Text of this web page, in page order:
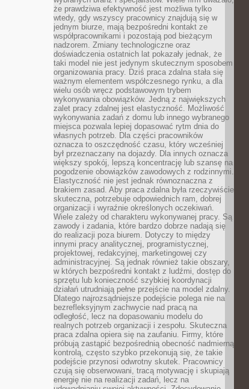
że prawdziwa efektywność jest możliwa tylko
wtedy, gdy wszyscy pracownicy znajdują się w
jednym biurze, mają bezpośredni kontakt ze
współpracownikami i pozostają pod bieżącym
nadzorem. Zmiany technologiczne oraz
doświadczenia ostatnich lat pokazały jednak, że
taki model nie jest jedynym skutecznym sposobem
organizowania pracy. Dziś praca zdalna stała się
ważnym elementem współczesnego rynku, a dla
wielu osób wręcz podstawowym trybem
wykonywania obowiązków. Jedną z największych
zalet pracy zdalnej jest elastyczność. Możliwość
wykonywania zadań z domu lub innego wybranego
miejsca pozwala lepiej dopasować rytm dnia do
własnych potrzeb. Dla części pracowników
oznacza to oszczędność czasu, który wcześniej
był przeznaczany na dojazdy. Dla innych oznacza
większy spokój, lepszą koncentrację lub szansę na
pogodzenie obowiązków zawodowych z rodzinnymi.
Elastyczność nie jest jednak równoznaczna z
brakiem zasad. Aby praca zdalna była rzeczywiście
skuteczna, potrzebuje odpowiednich ram, dobrej
organizacji i wyraźnie określonych oczekiwań.
Wiele zależy od charakteru wykonywanej pracy. Są
zawody i zadania, które bardzo dobrze nadają się
do realizacji poza biurem. Dotyczy to między
innymi pracy analitycznej, programistycznej,
projektowej, redakcyjnej, marketingowej czy
administracyjnej. Są jednak również takie obszary,
w których bezpośredni kontakt z ludźmi, dostęp do
sprzętu lub konieczność szybkiej koordynacji
działań utrudniają pełne przejście na model zdalny.
Dlatego najrozsądniejsze podejście polega nie na
bezrefleksyjnym zachwycie nad pracą na
odległość, lecz na dopasowaniu modelu do
realnych potrzeb organizacji i zespołu. Skuteczna
praca zdalna opiera się na zaufaniu. Firmy, które
próbują zastąpić bezpośrednią obecność nadmierną
kontrolą, często szybko przekonują się, że takie
podejście przynosi odwrotny skutek. Pracownicy
czują się obserwowani, tracą motywację i skupiają
energię nie na realizacji zadań, lecz na